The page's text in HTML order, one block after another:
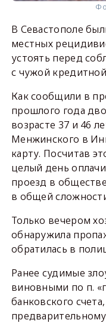
В Севастополе
местных
устоять перед
с чужой
Как сообщили в
прошлого года
возрасте 37 и 46
Менжинского в
карту. Посчитав
целый день
проезд в
в общей
Только вечером
обнаружила
обратилась в
Ранее судимые
виновными по п.
банковского